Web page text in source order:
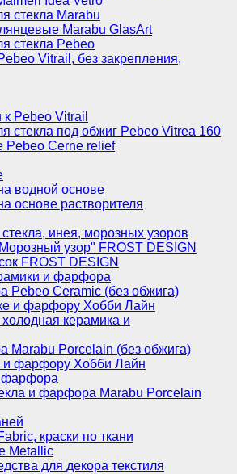
стекла Marabu
Marabu GlasArt
стекла Pebeo
Vitrail, без закрепления,
Pebeo Vitrail
стекла под обжиг Pebeo Vitrea 160
Pebeo Cerne relief
водной основе
основе растворителя
инея, морозных узоров
узор" FROST DESIGN
FROST DESIGN
и фарфора
Pebeo Ceramic (без обжига)
и фарфору Хобби Лайн
керамика и
Marabu Porcelain (без обжига)
и фарфору Хобби Лайн
фарфора
и фарфора Marabu Porcelain
краски по ткани
Metallic
для декора текстиля